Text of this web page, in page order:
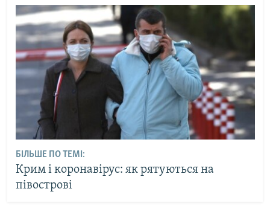
БІЛЬШЕ ПО ТЕМІ:
Крим і коронавірус: як рятуються на
півострові